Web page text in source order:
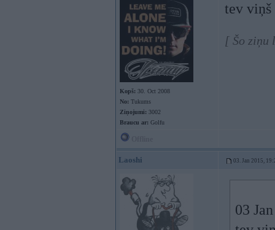
Kopš: 30. Oct 2008
No: Tukums
Ziņojumi: 3002
Braucu ar: Golfu
tev viņš
[ Šo ziņu
Laoshi 03. Jan 2015,
03